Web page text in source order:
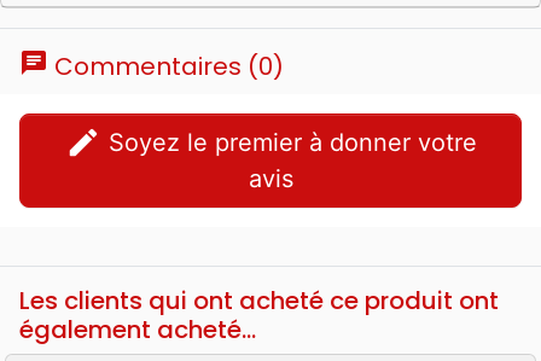
chat Commentaires (0)
edit
avis
Les clients qui ont acheté ce produit ont
également acheté...